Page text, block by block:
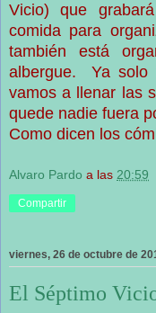
Vicio) que
comida para
también está
albergue. Ya solo
vamos a llenar las
quede nadie fuera
Como dicen los
Alvaro Pardo a las 20:59
Compartir
viernes, 26 de octubre de
El Séptimo